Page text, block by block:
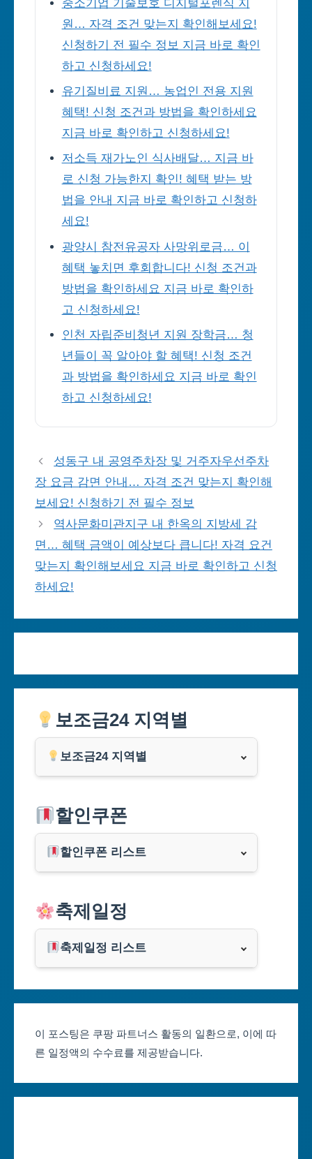
중소기업 기술보호 디지털포렌식 지
원… 자격 조건 맞는지 확인해보세요!
신청하기 전 필수 정보 지금 바로 확인
하고 신청하세요!
유기질비료 지원… 농업인 전용 지원
혜택! 신청 조건과 방법을 확인하세요
지금 바로 확인하고 신청하세요!
저소득 재가노인 식사배달… 지금 바
로 신청 가능한지 확인! 혜택 받는 방
법을 안내 지금 바로 확인하고 신청하
세요!
광양시 참전유공자 사망위로금… 이
혜택 놓치면 후회합니다! 신청 조건과
방법을 확인하세요 지금 바로 확인하
고 신청하세요!
인천 자립준비청년 지원 장학금… 청
년들이 꼭 알아야 할 혜택! 신청 조건
과 방법을 확인하세요 지금 바로 확인
하고 신청하세요!
성동구 내 공영주차장 및 거주자우선주차
장 요금 감면 안내… 자격 조건 맞는지 확인해
보세요! 신청하기 전 필수 정보
역사문화미관지구 내 한옥의 지방세 감
면… 혜택 금액이 예상보다 큽니다! 자격 요건
맞는지 확인해보세요 지금 바로 확인하고 신청
하세요!
보조금24 지역별
보조금24 지역별
부산광역시
대구광역시
인천광역시
광주광역시
대전광역시
할인쿠폰
할인쿠폰 리스트
쿠팡
클룩
축제일정
축제일정 리스트
대구축제 일정
인천축제 일정
이 포스팅은 쿠팡 파트너스 활동의 일환으로, 이에 따
른 일정액의 수수료를 제공받습니다.